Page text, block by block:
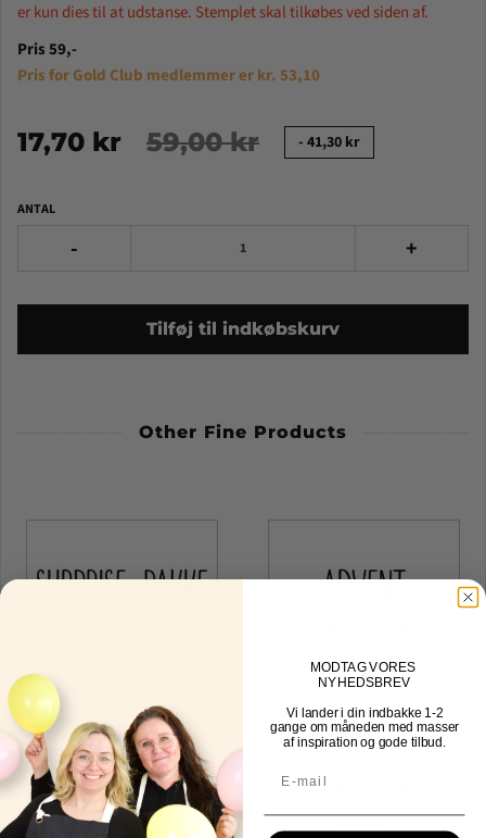
er kun dies til at udstanse. Stemplet skal tilkøbes ved siden af.
Pris 59,-
Pris for Gold Club medlemmer er kr. 53,10
17,70 kr 59,00 kr - 41,30 kr
ANTAL
- +
Tilføj til indkøbskurv
Other Fine Products
THREE SCOOPS DESIGN
Surprisepakke
0,00 kr
THREE SCOOPS DESIGN
Adventskalenderpakke
0,00 kr
MODTAG VORES
NYHEDSBREV
Vi lander i din indbakke 1-2
gange om måneden med masser
af inspiration og gode tilbud.